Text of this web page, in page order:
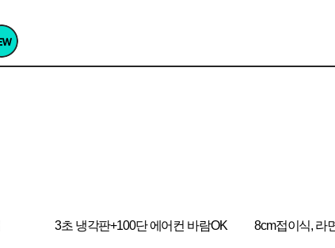
3초 냉각판+100단 에어컨 바람OK 8cm접이식, 라